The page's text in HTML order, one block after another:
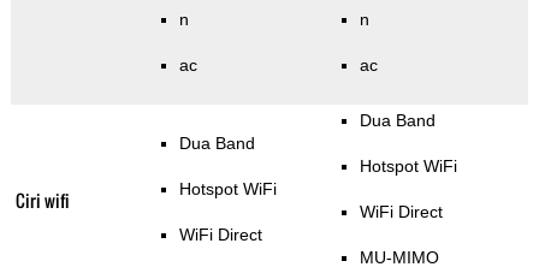
n
ac
n
ac
Ciri wifi
Dua Band
Hotspot WiFi
WiFi Direct
Dua Band
Hotspot WiFi
WiFi Direct
MU-MIMO